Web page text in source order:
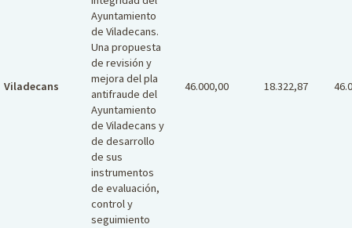
Viladecans
Ayuntamiento
de Viladecans.
Una propuesta
de revisión y
mejora del pla
antifraude del
Ayuntamiento
de Viladecans y
de desarrollo
de sus
instrumentos
de evaluación,
control y
seguimiento
46.000,00 18.322,87